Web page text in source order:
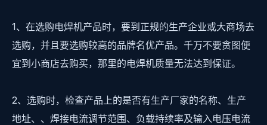
1、在选购电焊机产品时，要到正规的生产企业或大商场去
选购，并且要选购较高的品牌名优产品。千万不要贪图便
宜到小商店去购买，那里的电焊机质量无法达到保证。
2、选购时，检查产品上的是否有生产厂家的名称、生产
地址、、焊接电流调节范围、负载持续率及输入电压电流